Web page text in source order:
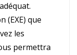
(EXE) que
les
permettra